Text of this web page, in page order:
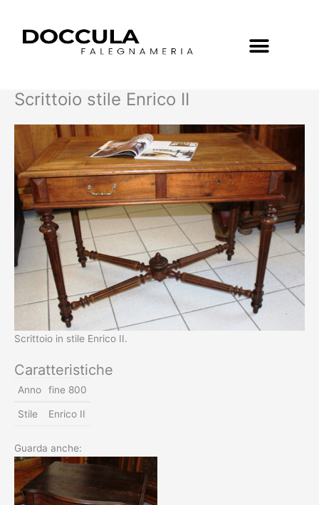
contenuto
Scrittoio stile Enrico II
Scrittoio in stile Enrico II.
Caratteristiche
Anno fine 800
Stile Enrico II
Guarda anche: